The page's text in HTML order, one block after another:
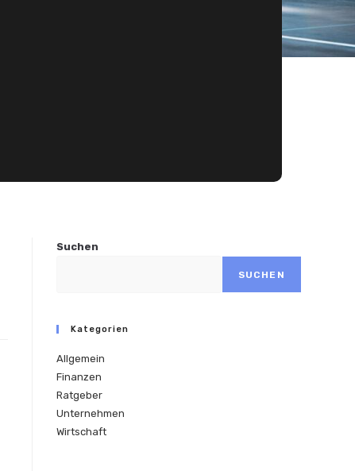
Suchen
SUCHEN
Kategorien
Allgemein
Finanzen
Ratgeber
Unternehmen
Wirtschaft